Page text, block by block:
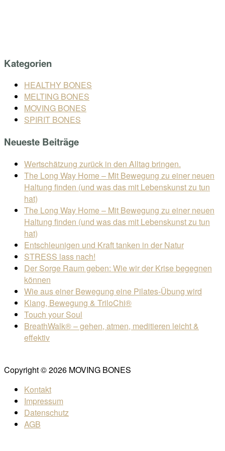
Kategorien
HEALTHY BONES
MELTING BONES
MOVING BONES
SPIRIT BONES
Neueste Beiträge
Wertschätzung zurück in den Alltag bringen.
The Long Way Home – Mit Bewegung zu einer neuen
Haltung finden (und was das mit Lebenskunst zu tun
hat)
The Long Way Home – Mit Bewegung zu einer neuen
Haltung finden (und was das mit Lebenskunst zu tun
hat)
Entschleunigen und Kraft tanken in der Natur
STRESS lass nach!
Der Sorge Raum geben: Wie wir der Krise begegnen
können
Wie aus einer Bewegung eine Pilates-Übung wird
Klang, Bewegung & TriloChi®
Touch your Soul
BreathWalk® – gehen, atmen, meditieren leicht &
effektiv
Copyright © 2026 MOVING BONES
Kontakt
Impressum
Datenschutz
AGB